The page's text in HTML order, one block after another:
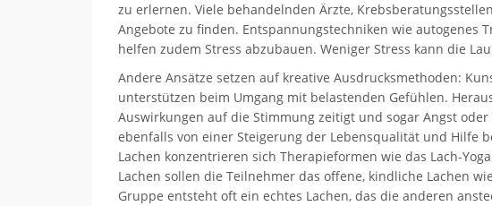
zu erlernen. Viele behandelnden Ärzte,
Angebote zu finden. Entspannungstechniken wie autogenes
helfen zudem Stress abzubauen. Weniger Stress kann die
Andere Ansätze setzen auf kreative Ausdrucksmethoden:
unterstützen beim Umgang mit belastenden Gefühlen.
Auswirkungen auf die Stimmung zeitigt und sogar Angst
ebenfalls von einer Steigerung der Lebensqualität und Hilfe
Lachen konzentrieren sich Therapieformen wie das Lach-
Lachen sollen die Teilnehmer das offene, kindliche Lachen
Gruppe entsteht oft ein echtes Lachen, das die anderen